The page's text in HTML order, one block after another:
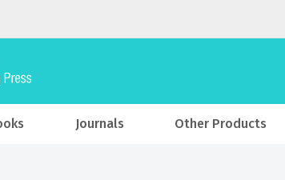
Journals Other Products